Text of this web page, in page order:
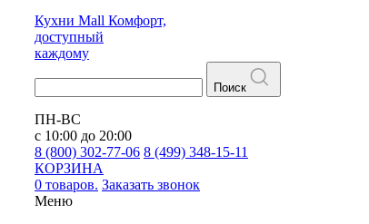
Кухни Mall Комфорт,
доступный
каждому
Поиск
ПН-ВС
с 10:00 до 20:00
8 (800) 302-77-06 8 (499) 348-15-11
КОРЗИНА
0 товаров. Заказать звонок
Меню